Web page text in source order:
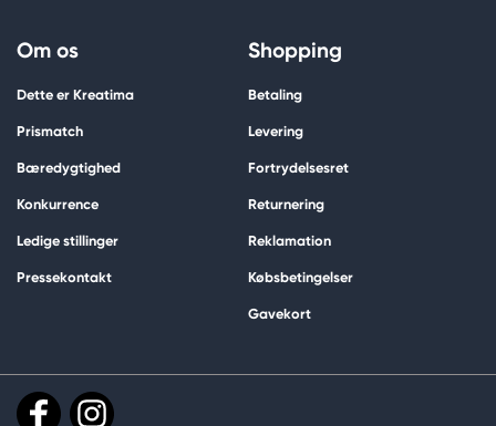
Om os
Dette er Kreatima
Prismatch
Bæredygtighed
Konkurrence
Ledige stillinger
Pressekontakt
Shopping
Betaling
Levering
Fortrydelsesret
Returnering
Reklamation
Købsbetingelser
Gavekort